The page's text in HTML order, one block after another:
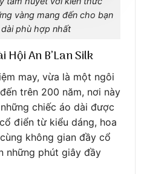
vàng mang đến cho bạn
phù hợp nhất
An B’Lan Silk
may, vừa là một ngôi
trên 200 năm, nơi này
chiếc áo dài được
điển từ kiểu dáng, hoa
không gian đầy cổ
những phút giây đầy